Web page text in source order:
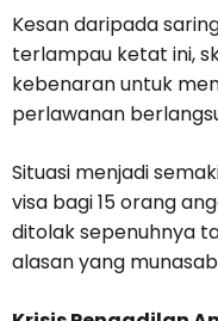
Kesan daripada
terlampau ketat ini,
kebenaran untuk
perlawanan
Situasi menjadi
visa bagi 15 orang
ditolak sepenuhnya
alasan yang